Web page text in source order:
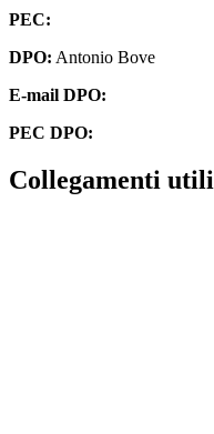
PEC:
DPO: Antonio Bove
E-mail DPO:
PEC DPO:
Collegamenti utili